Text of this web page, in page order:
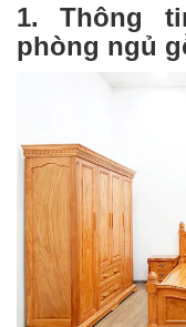
1. Thông
phòng ngủ